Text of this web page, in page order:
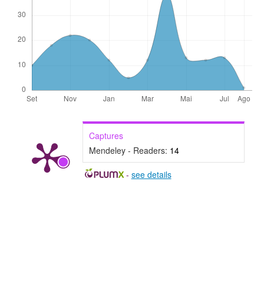
Captures
Mendeley - Readers: 14
- see details